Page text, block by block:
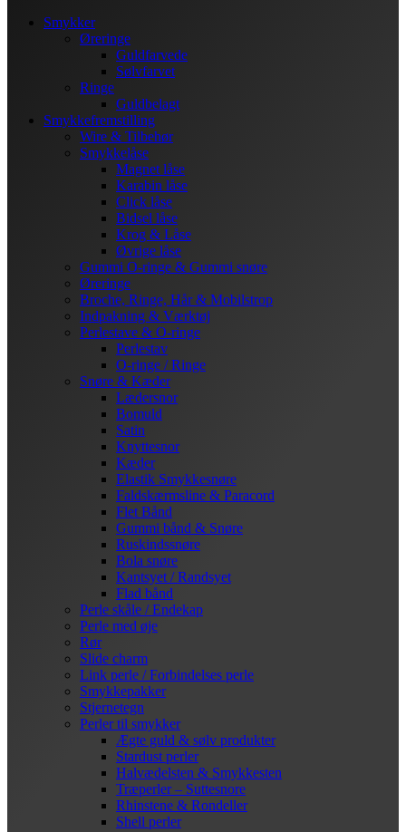
Smykker
Øreringe
Guldfarvede
Sølvfarvet
Ringe
Guldbelagt
Smykkefremstilling
Wire & Tilbehør
Smykkelåse
Magnet låse
Karabin låse
Click låse
Bidsel låse
Krog & Låse
Øvrige låse
Gummi O-ringe & Gummi snøre
Øreringe
Broche, Ringe, Hår & Mobilstrop
Indpakning & Værktøj
Perlestave & O-ringe
Perlestav
O-ringe / Ringe
Snøre & Kæder
Lædersnor
Bomuld
Satin
Knyttesnor
Kæder
Elastik Smykkesnøre
Faldskærmsline & Paracord
Flet Bånd
Gummi bånd & Snøre
Ruskindssnøre
Bola snøre
Kantsyet / Randsyet
Flad bånd
Perle skåle / Endekap
Perle med øje
Rør
Slide charm
Link perle / Forbindelses perle
Smykkepakker
Stjernetegn
Perler til smykker
Ægte guld & sølv produkter
Stardust perler
Halvædelsten & Smykkesten
Træperler – Suttesnore
Rhinstene & Rondeller
Shell perler